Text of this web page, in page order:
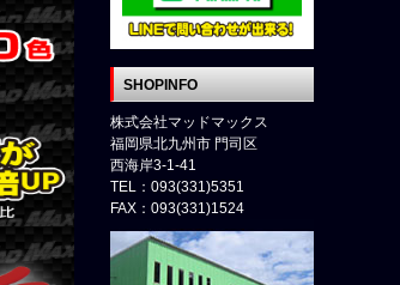
SHOPINFO
株式会社マッドマックス
福岡県北九州市 門司区
西海岸3-1-41
TEL：093(331)5351
FAX：093(331)1524